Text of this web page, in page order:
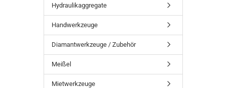
Hydraulikaggregate
Handwerkzeuge
Diamantwerkzeuge / Zubehör
Meißel
Mietwerkzeuge